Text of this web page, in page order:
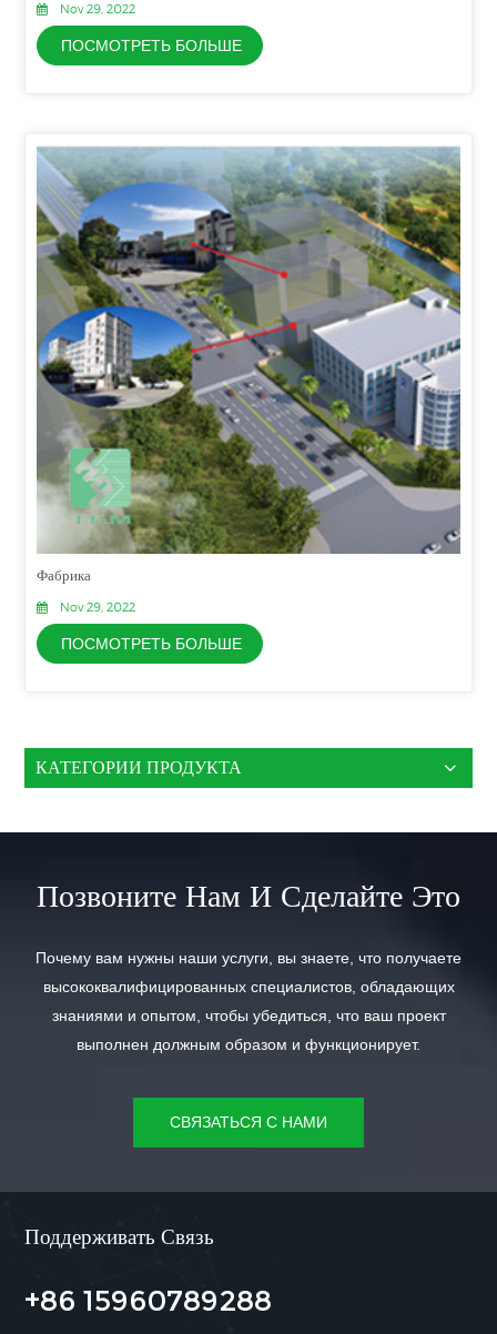
Nov 29, 2022
ПОСМОТРЕТЬ БОЛЬШЕ
Фабрика
Nov 29, 2022
ПОСМОТРЕТЬ БОЛЬШЕ
КАТЕГОРИИ ПРОДУКТА
Позвоните Нам И Сделайте Это
Почему вам нужны наши услуги, вы знаете, что получаете
высококвалифицированных специалистов, обладающих
знаниями и опытом, чтобы убедиться, что ваш проект
выполнен должным образом и функционирует.
СВЯЗАТЬСЯ С НАМИ
Поддерживать Связь
+86 15960789288